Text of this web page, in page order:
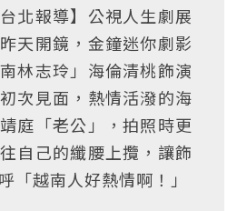
北報導】公視人生劇展
天開鏡，金鐘迷你劇影
林志玲」海倫清桃飾演
次見面，熱情活潑的海
庭「老公」，拍照時更
自己的纖腰上攬，讓飾
「越南人好熱情啊！」